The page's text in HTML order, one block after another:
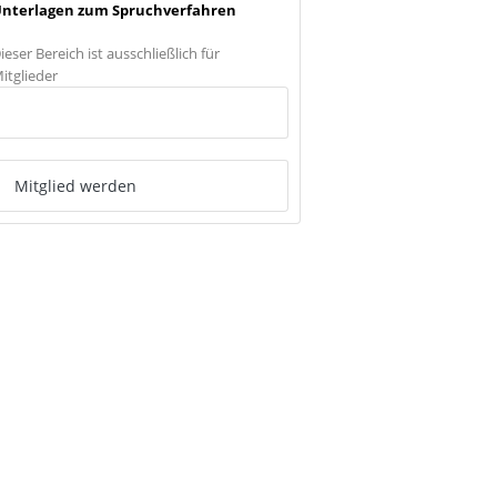
zum Spruchverfahren
Bereich ist ausschließlich für
Mitglied werden